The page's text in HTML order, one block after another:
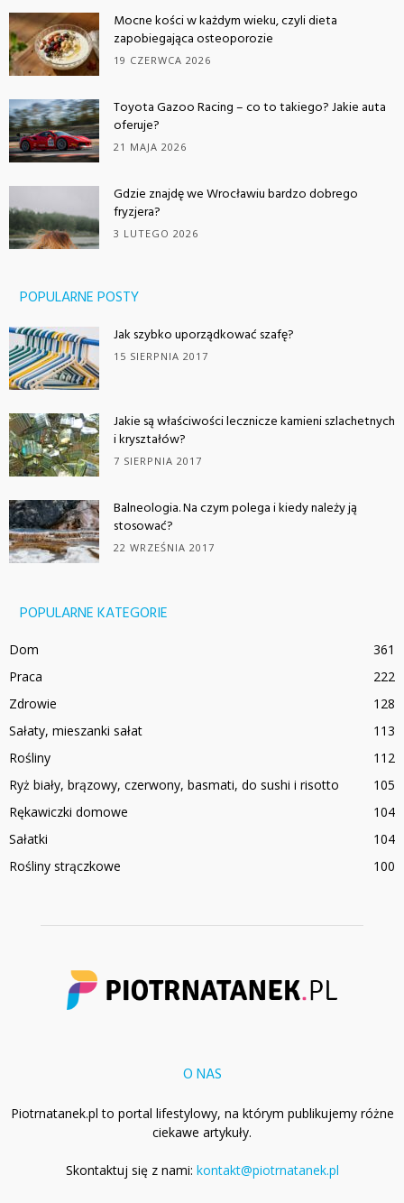
Mocne kości w każdym wieku, czyli dieta
zapobiegająca osteoporozie
19 CZERWCA 2026
Toyota Gazoo Racing – co to takiego? Jakie auta
oferuje?
21 MAJA 2026
Gdzie znajdę we Wrocławiu bardzo dobrego
fryzjera?
3 LUTEGO 2026
POPULARNE POSTY
Jak szybko uporządkować szafę?
15 SIERPNIA 2017
Jakie są właściwości lecznicze kamieni szlachetnych
i kryształów?
7 SIERPNIA 2017
Balneologia. Na czym polega i kiedy należy ją
stosować?
22 WRZEŚNIA 2017
POPULARNE KATEGORIE
Dom
361
Praca
222
Zdrowie
128
Sałaty, mieszanki sałat
113
Rośliny
112
Ryż biały, brązowy, czerwony, basmati, do sushi i risotto
105
Rękawiczki domowe
104
Sałatki
104
Rośliny strączkowe
100
O NAS
Piotrnatanek.pl to portal lifestylowy, na którym publikujemy różne
ciekawe artykuły.
Skontaktuj się z nami: kontakt@piotrnatanek.pl